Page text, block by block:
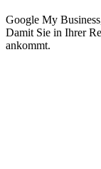
Google My
Damit Sie in Ihrer
ankommt.